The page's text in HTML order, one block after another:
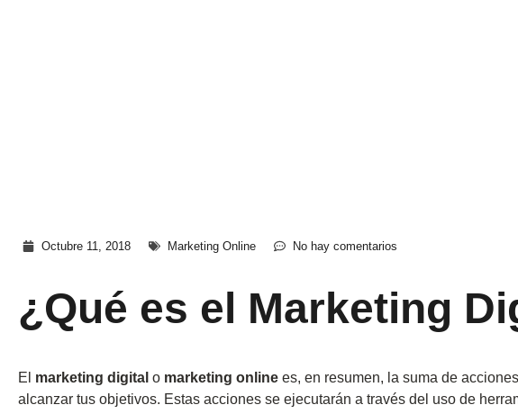
Octubre 11, 2018 Marketing Online No hay comentarios
¿Qué es el Marketing
El marketing digital o marketing online es, en resumen, la suma de
alcanzar tus objetivos. Estas acciones se ejecutarán a través del uso de